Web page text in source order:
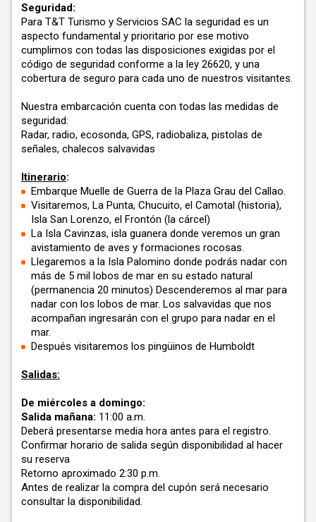
Seguridad:
Para T&T Turismo y Servicios SAC la seguridad es un
aspecto fundamental y prioritario por ese motivo
cumplimos con todas las disposiciones exigidas por el
código de seguridad conforme a la ley 26620, y una
cobertura de seguro para cada uno de nuestros visitantes.
Nuestra embarcación cuenta con todas las medidas de
seguridad:
Radar, radio, ecosonda, GPS, radiobaliza, pistolas de
señales, chalecos salvavidas
Itinerario:
Embarque Muelle de Guerra de la Plaza Grau del Callao.
Visitaremos, La Punta, Chucuito, el Camotal (historia),
Isla San Lorenzo, el Frontón (la cárcel)
La Isla Cavinzas, isla guanera donde veremos un gran
avistamiento de aves y formaciones rocosas.
Llegaremos a la Isla Palomino donde podrás nadar con
más de 5 mil lobos de mar en su estado natural
(permanencia 20 minutos) Descenderemos al mar para
nadar con los lobos de mar. Los salvavidas que nos
acompañan ingresarán con el grupo para nadar en el
mar.
Después visitaremos los pingüinos de Humboldt
Salidas:
De miércoles a domingo:
Salida mañana: 11:00 a.m.
Deberá presentarse media hora antes para el registro.
Confirmar horario de salida según disponibilidad al hacer
su reserva
Retorno aproximado 2:30 p.m.
Antes de realizar la compra del cupón será necesario
consultar la disponibilidad.